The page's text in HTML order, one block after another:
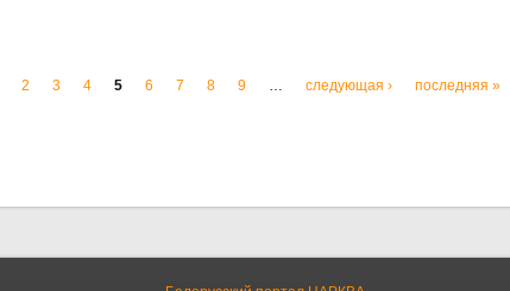
2 3 4 5 6 7 8 9 … следующая › последняя »